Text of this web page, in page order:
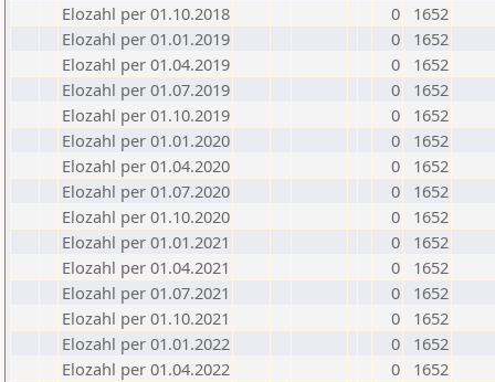
Elozahl per 01.10.2018
0
1652
Elozahl per 01.01.2019
0
1652
Elozahl per 01.04.2019
0
1652
Elozahl per 01.07.2019
0
1652
Elozahl per 01.10.2019
0
1652
Elozahl per 01.01.2020
0
1652
Elozahl per 01.04.2020
0
1652
Elozahl per 01.07.2020
0
1652
Elozahl per 01.10.2020
0
1652
Elozahl per 01.01.2021
0
1652
Elozahl per 01.04.2021
0
1652
Elozahl per 01.07.2021
0
1652
Elozahl per 01.10.2021
0
1652
Elozahl per 01.01.2022
0
1652
Elozahl per 01.04.2022
0
1652